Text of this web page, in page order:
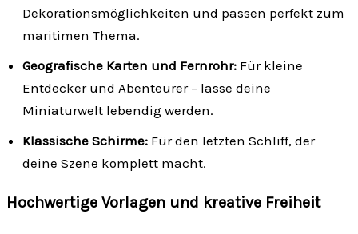
Dekorationsmöglichkeiten und passen perfekt zum
maritimen Thema.
Geografische Karten und Fernrohr: Für kleine
Entdecker und Abenteurer – lasse deine
Miniaturwelt lebendig werden.
Klassische Schirme: Für den letzten Schliff, der
deine Szene komplett macht.
Hochwertige Vorlagen und kreative Freiheit